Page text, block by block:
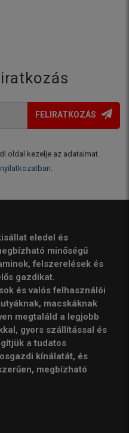
FELIRATKOZÁS
oldal kezelje az adataimat.
.
eledel és
minőségű
felszerelések és
gazdikat.
és valós felhasználói
macskáknak
megtaláld a legjobb
gyors szállítással és
a tudatos
kínálatát, és
megbízható